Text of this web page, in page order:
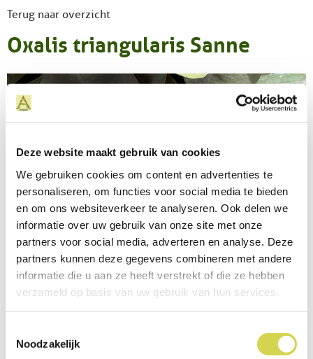
Deze website maakt gebruik van cookies
We gebruiken cookies om content en advertenties te
personaliseren, om functies voor social media te bieden
en om ons websiteverkeer te analyseren. Ook delen we
informatie over uw gebruik van onze site met onze
partners voor social media, adverteren en analyse. Deze
partners kunnen deze gegevens combineren met andere
informatie die u aan ze heeft verstrekt of die ze hebben
verzameld op basis van uw gebruik van hun services.
Noodzakelijk
Terug naar overzicht
Oxalis triangularis Sanne